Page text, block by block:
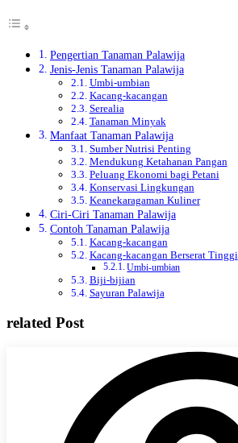
Pengertian Tanaman Palawija
Jenis-Jenis Tanaman Palawija
Umbi-umbian
Kacang-kacangan
Serealia
Tanaman Minyak
Manfaat Tanaman Palawija
Sumber Nutrisi Penting
Mendukung Ketahanan Pangan
Peluang Ekonomi bagi Petani
Konservasi Lingkungan
Keanekaragaman Kuliner
Ciri-Ciri Tanaman Palawija
Contoh Tanaman Palawija
Kacang-kacangan
Kacang-kacangan Berserat Tinggi
Umbi-umbian
Biji-bijian
Sayuran Palawija
related Post